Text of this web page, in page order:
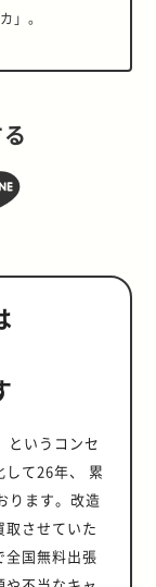
」。
というコンセ
して26年、 累
ります。改造
させていた
全国無料出張